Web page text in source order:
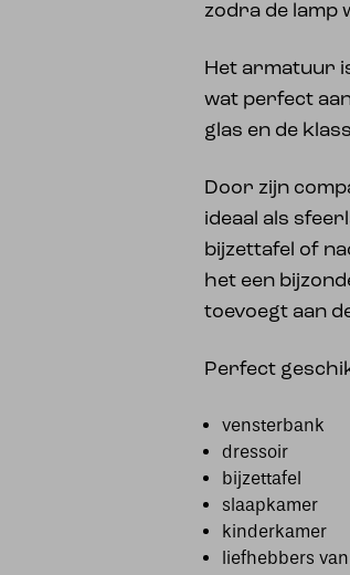
zodra de lamp
Het armatuur
wat perfect
glas en de
Door zijn
ideaal als
bijzettafel of
het een
toevoegt aan
Perfect
vensterbank
dressoir
bijzettafel
slaapkamer
kinderkamer
liefhebbers